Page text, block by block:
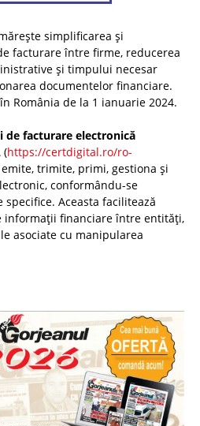
simplificarea și
facturare între firme, reducerea
și timpului necesar
documentelor financiare.
România de la 1 ianuarie 2024.
de facturare electronică
(https://certdigital.ro/ro-
trimite, primi, gestiona și
conformându-se
Aceasta facilitează
informații financiare între entități,
asociate cu manipularea